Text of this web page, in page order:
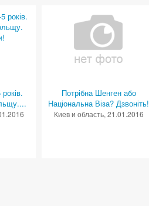
Потрібна Шенген або
Національна Віза? Дзвоніть!
Киев и область, 21.01.2016